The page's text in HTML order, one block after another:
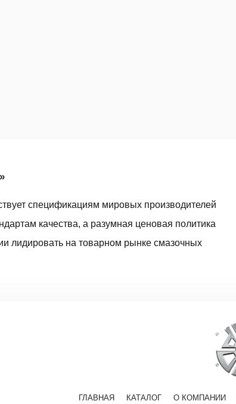
спецификациям мировых производителей
качества, а разумная ценовая политика
лидировать на товарном рынке смазочных
ГЛАВНАЯ КАТАЛОГ О КОМПАНИИ